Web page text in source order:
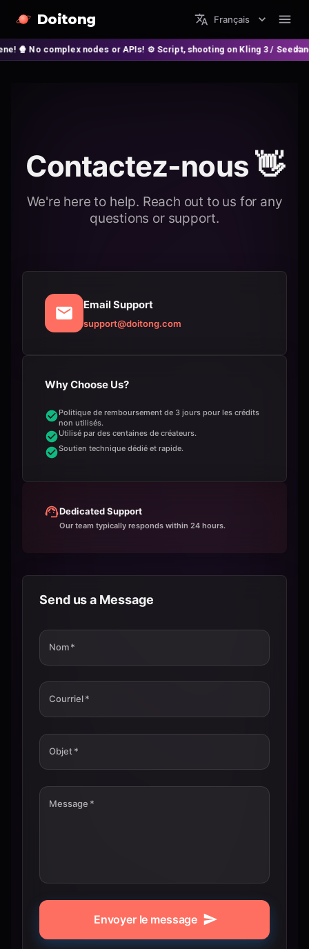
Doitong Français
nodes or APIs! ⚙️ Script, shooting on Kling 3 / Seedance 2
Contactez-nous 👋
We're here to help. Reach out to us for any
questions or support.
Email Support
support@doitong.com
Why Choose Us?
Politique de remboursement de 3 jours pour les crédits
non utilisés.
Utilisé par des centaines de créateurs.
Soutien technique dédié et rapide.
Dedicated Support
Our team typically responds within 24 hours.
Send us a Message
Nom*
Courriel*
Objet*
Message *
Envoyer le message